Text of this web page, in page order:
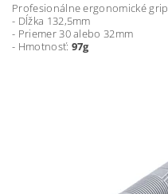
Profesionálne ergonomické
- Dĺžka 132,5mm
- Priemer 30 alebo 32mm
- Hmotnosť: 97g